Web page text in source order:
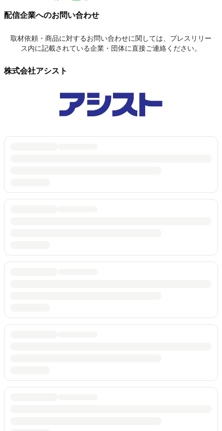
配信企業へのお問い合わせ
取材依頼・商品に対するお問い合わせに関しては、プレスリリー
ス内に記載されている企業・団体に直接ご連絡ください。
株式会社アシスト